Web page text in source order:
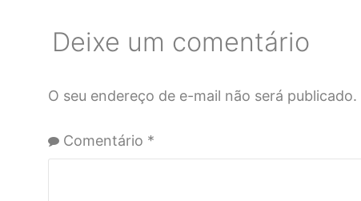
Deixe um comentário
O seu endereço de e-mail não será publicado.
Comentário *